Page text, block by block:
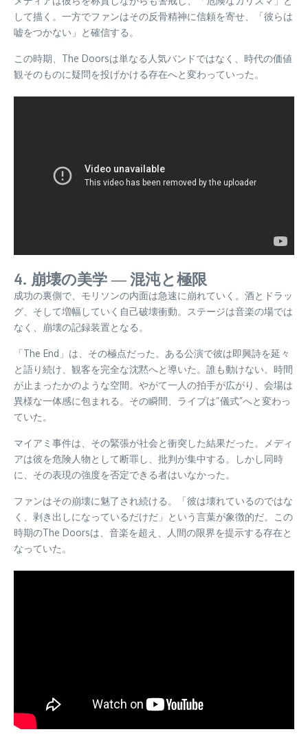
して描く。一方でファンはその反骨精神に信頼を寄せ、「彼らは
嘘をつかない」と確信する。
この時期、The Doorsは単なる人気バンドではなく、時代の価値
観そのものに疑問を投げかける存在へと変わっていった。
4. 崩壊の美学 ― 混沌と極限
成功の裏側で、モリソンの内面は急速に崩れていく。酒とドラッ
グ、そして増幅していく自己破壊衝動。ステージは音楽の場では
なく、崩壊の記録装置となる。
「The End」は、その極点だった。ある公演で彼は即興詩を延々
と語り続け、観客を完全な沈黙へと導いた。誰も動けない。時間
が止まったかのような空間。やがて一人の拍手が広がり、会場は
異様な一体感に包まれる。その瞬間、ライブは“儀式”へと変わっ
ていた。
マイアミ事件は、その緊張が社会と衝突した結果だった。メディ
アは彼を危険人物として断罪し、批判が集中する。しかし同時
に、その表現の強度を否定できる者はいなかった。
ファンはその崩壊に魅了され続ける。「彼は壊れているのではな
く、剥き出しになっているだけだ」という言葉が象徴的だ。この
時期のThe Doorsは、音楽を超え、人間の限界を提示する存在と
なっていた。